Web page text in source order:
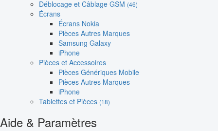
Déblocage et Câblage GSM (46)
Écrans
Écrans Nokia
Pièces Autres Marques
Samsung Galaxy
iPhone
Pièces et Accessoires
Pièces Génériques Mobile
Pièces Autres Marques
iPhone
Tablettes et Pièces (18)
Aide & Paramètres